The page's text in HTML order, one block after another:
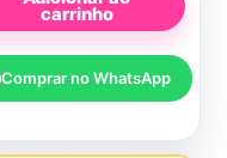
carrinho
Comprar no WhatsApp